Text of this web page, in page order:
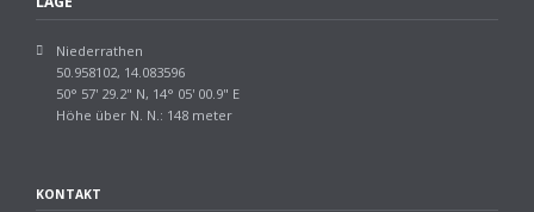
Niederrathen
50.958102, 14.083596
50° 57' 29.2" N, 14° 05' 00.9" E
Höhe über N. N.: 148 meter
KONTAKT